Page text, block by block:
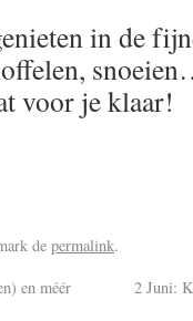
in de
voor je klaar!
de permalink.
en méér
2 Juni: